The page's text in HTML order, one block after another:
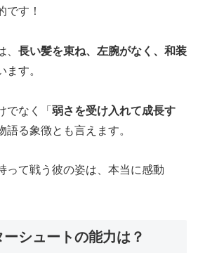
です！
長い髪を束ね、左腕がなく、和装
ます。
でなく「 弱さを受け入れて成長す
語る象徴とも言えます。
って戦う彼の姿は、本当に感動
シュートの能力は？